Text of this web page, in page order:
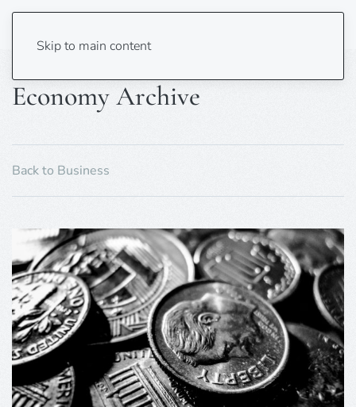
Skip to main content
Economy Archive
Back to Business